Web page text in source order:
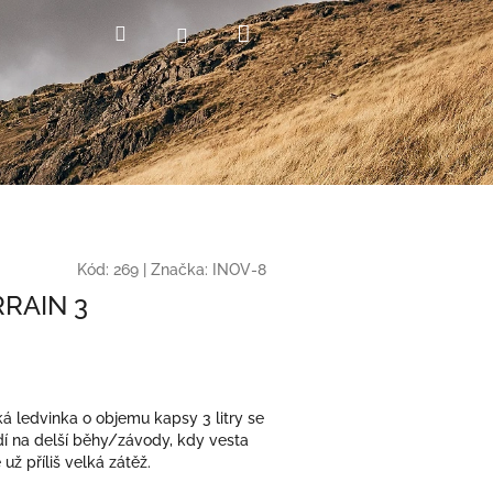
HledatPřihlášeníNákupní
košík
Kód: 269 Značka: INOV-8
3
ledvinka o objemu kapsy 3 litry se
na delší běhy/závody, kdy vesta
už příliš velká zátěž.